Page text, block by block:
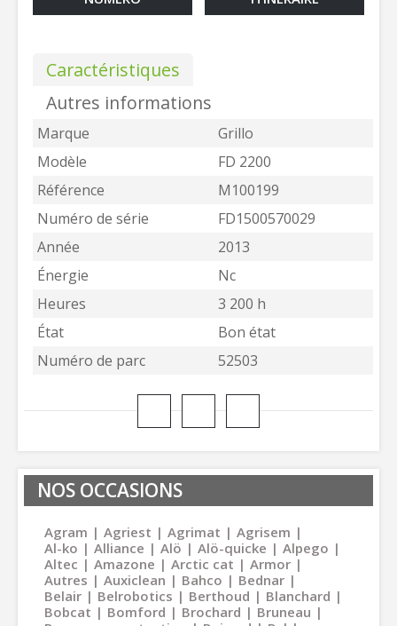
Caractéristiques
Autres informations
Marque
Grillo
Modèle
FD 2200
Référence
M100199
Numéro de série
FD1500570029
Année
2013
Énergie
Nc
Heures
3 200 h
État
Bon état
Numéro de parc
52503
NOS OCCASIONS
Agram Agriest Agrimat
Agrisem
Al-ko
Alliance Alö Alö-quicke
Alpego
Altec
Amazone Arctic cat
Armor
Autres
Auxiclean Bahco
Bednar
Belair
Belrobotics Berthoud
Blanchard
Bobcat
Bomford Brochard
Bruneau